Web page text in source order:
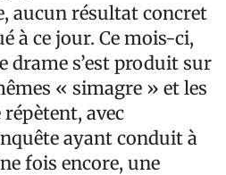
aucun résultat concret
à ce jour. Ce mois-ci,
drame s’est produit sur
« simagre » et les
avec
ayant conduit à
fois encore, une